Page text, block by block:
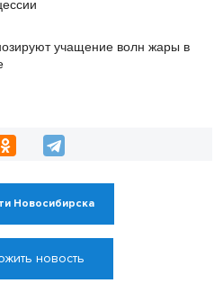
учащение волн жары в
Новосибирска
новость